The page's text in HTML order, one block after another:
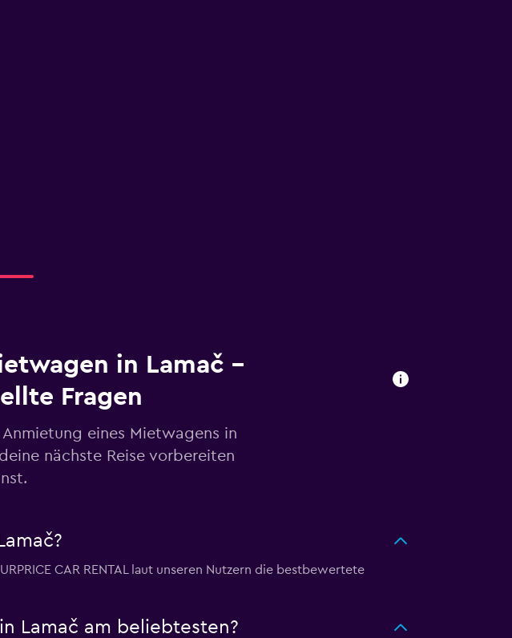
in Lamač –
Fragen
eines Mietwagens in
nächste Reise vorbereiten
CAR RENTAL laut unseren Nutzern die bestbewertete
Lamač am beliebtesten?